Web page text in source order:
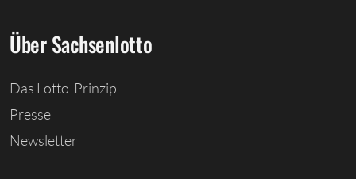
Über Sachsenlotto
Das Lotto-Prinzip
Presse
Newsletter